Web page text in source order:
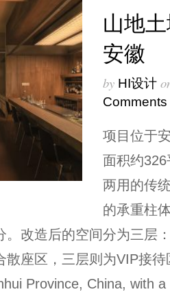
山地
安徽
by HI设计
Comments
项目位于
面积约
两用的传
的承重柱
。改造后的空间分为三层
散座区，三层则为VIP接
Province, China, with